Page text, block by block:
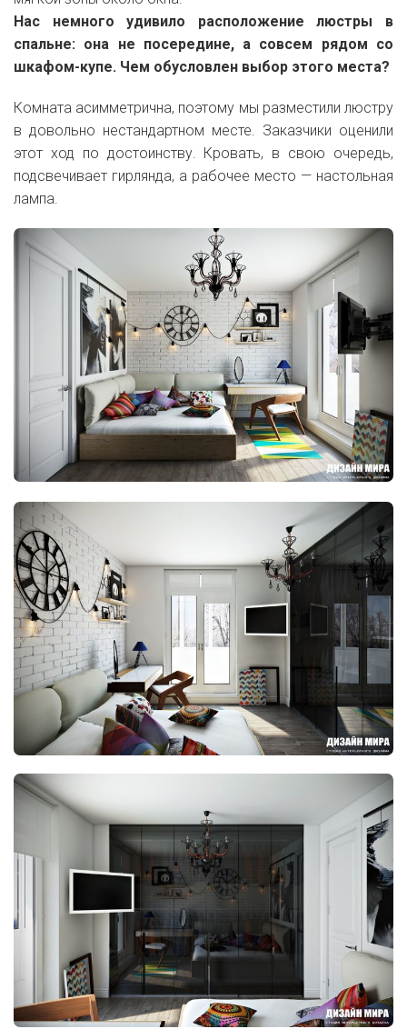
Нас немного удивило расположение люстры в
спальне: она не посередине, а совсем рядом со
шкафом-купе. Чем обусловлен выбор этого места?
Комната асимметрична, поэтому мы разместили люстру
в довольно нестандартном месте. Заказчики оценили
этот ход по достоинству. Кровать, в свою очередь,
подсвечивает гирлянда, а рабочее место — настольная
лампа.